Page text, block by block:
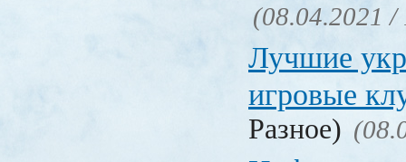
(08.04.2021 /
Лучшие
игровые
Разное)